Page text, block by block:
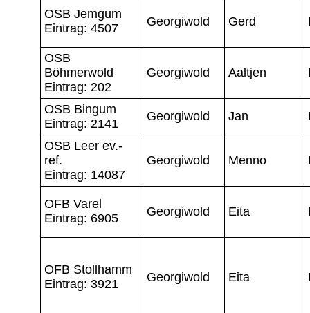
OSB Jemgum
Eintrag: 4507
Georgiwold Gerd
OSB
Böhmerwold
Eintrag: 202
Georgiwold Aaltjen
OSB Bingum
Eintrag: 2141
Georgiwold Jan
OSB Leer ev.-
ref.
Eintrag: 14087
Georgiwold Menno
OFB Varel
Eintrag: 6905
Georgiwold Eita
OFB Stollhamm
Eintrag: 3921
Georgiwold Eita